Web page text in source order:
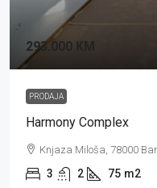
293.000 KM
PRODAJA
Harmony Complex
Knjaza Miloša, 78000
3 2 75 m2